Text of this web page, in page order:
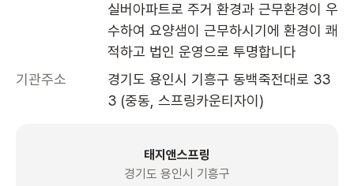
실버아파트로 주거 환경과 근무환경이 우
수하여 요양샘이 근무하시기에 환경이 쾌
적하고 법인 운영으로 투명합니다
기관주소
경기도 용인시 기흥구 동백죽전대로 33
3 (중동, 스프링카운티자이)
태지앤스프링
경기도 용인시 기흥구